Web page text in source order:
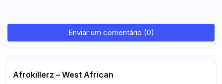
Enviar um comentário (0)
Afrokillerz – West African